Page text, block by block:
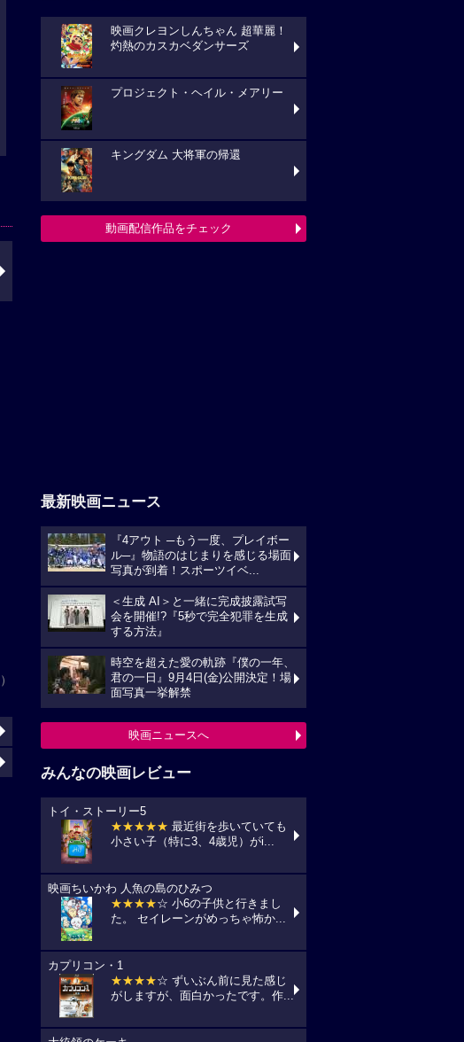
）
映画クレヨンしんちゃん 超華麗！
灼熱のカスカベダンサーズ
プロジェクト・ヘイル・メアリー
キングダム 大将軍の帰還
動画配信作品をチェック
最新映画ニュース
『4アウト ─もう一度、プレイボー
ル─』物語のはじまりを感じる場面
写真が到着！スポーツイベ...
＜生成 AI＞と一緒に完成披露試写
会を開催!?『5秒で完全犯罪を生成
する方法』
時空を超えた愛の軌跡『僕の一年、
君の一日』9月4日(金)公開決定！場
面写真一挙解禁
映画ニュースへ
みんなの映画レビュー
トイ・ストーリー5
★★★★★ 最近街を歩いていても
小さい子（特に3、4歳児）がi...
映画ちいかわ 人魚の島のひみつ
★★★★☆ 小6の子供と行きまし
た。 セイレーンがめっちゃ怖か...
カプリコン・1
★★★★☆ ずいぶん前に見た感じ
がしますが、面白かったです。作...